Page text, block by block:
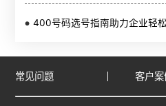
400号码选号指南助力企业轻
常见问题 客户案